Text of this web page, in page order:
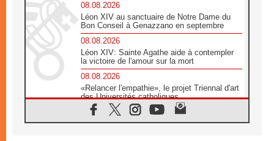
08.08.2026
Léon XIV au sanctuaire de Notre Dame du
Bon Conseil à Genazzano en septembre
08.08.2026
Léon XIV: Sainte Agathe aide à contempler
la victoire de l'amour sur la mort
08.08.2026
«Relancer l'empathie», le projet Triennal d'art
des Universités catholiques
08.08.2026
Signis 2026, donner la parole aux religieuses